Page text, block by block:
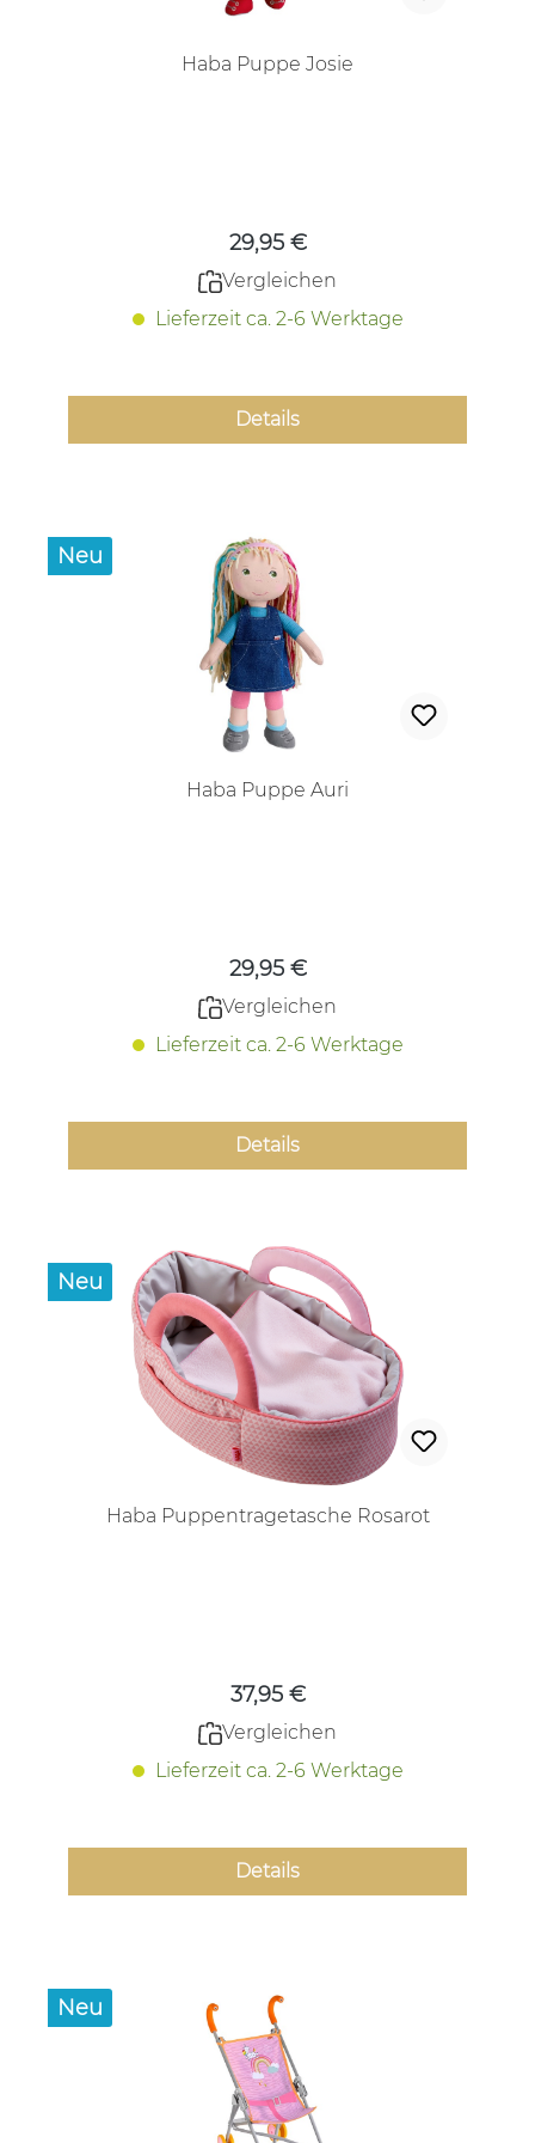
Haba Puppe Josie
29,95 €
Vergleichen
Lieferzeit ca. 2-6 Werktage
Details
Neu
Haba Puppe Auri
29,95 €
Vergleichen
Lieferzeit ca. 2-6 Werktage
Details
Neu
Haba Puppentragetasche Rosarot
37,95 €
Vergleichen
Lieferzeit ca. 2-6 Werktage
Details
Neu